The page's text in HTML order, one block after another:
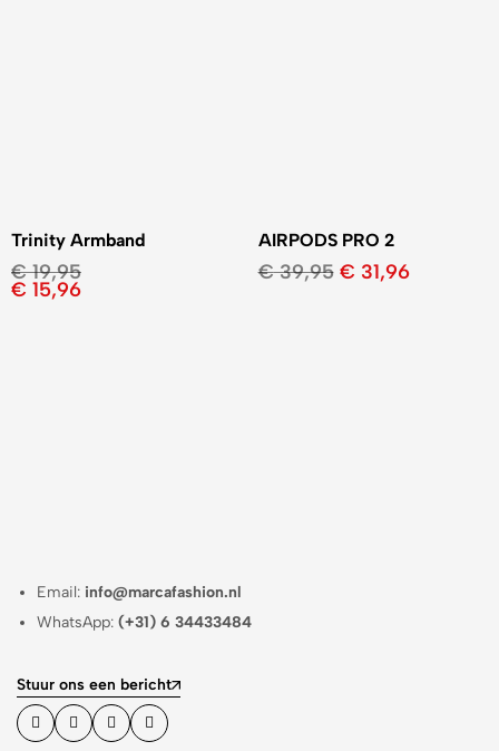
Trinity Armband
€19,95
€ 15,96
AIRPODS PRO 2
€39,95 € 31,96
Email: info@marcafashion.nl
WhatsApp:(+31) 6 34433484
Stuur ons een bericht